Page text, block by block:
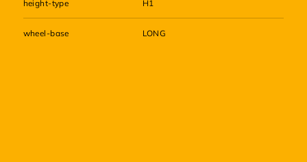
height-type H1
wheel-base LONG